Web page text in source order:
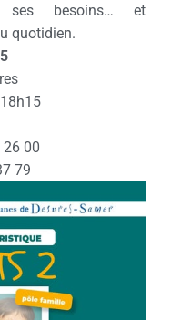
ses besoins… et
quotidien.
26 00
79